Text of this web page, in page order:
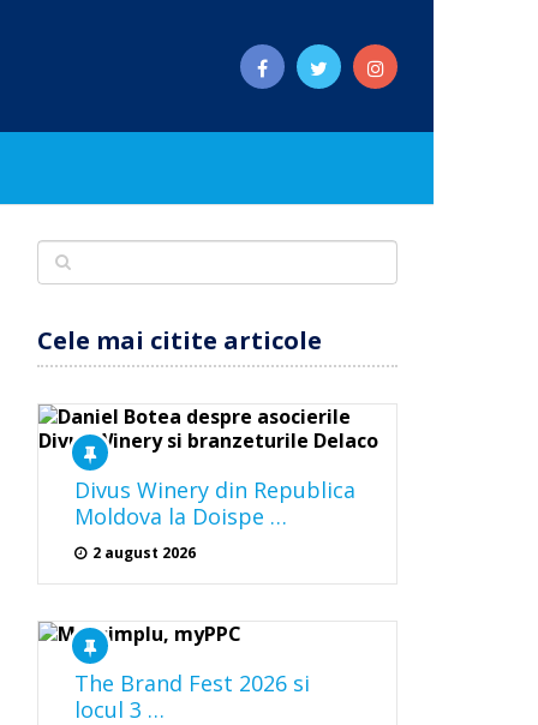
Cele mai citite articole
Divus Winery din Republica
Moldova la Doispe …
2 august 2026
The Brand Fest 2026 si
locul 3 …